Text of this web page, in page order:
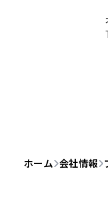
ホーム 会社情報